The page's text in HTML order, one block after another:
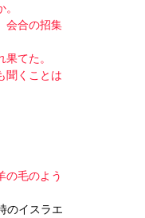
会合の招集
てた。
聞くことは
の毛のよう
のイスラエ